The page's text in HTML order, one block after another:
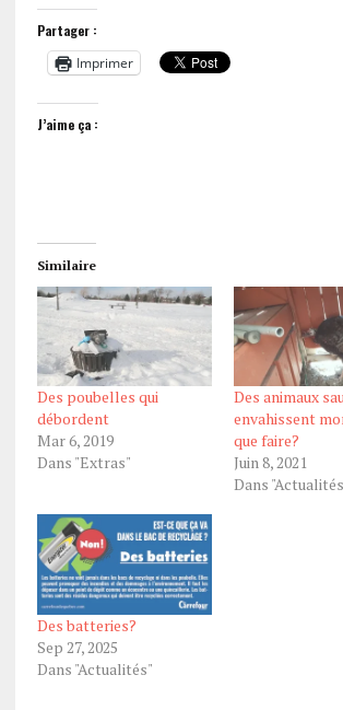
Partager :
Imprimer
J’aime ça :
Similaire
Des poubelles qui
débordent
Mar 6, 2019
Dans "Extras"
Des animaux
envahissent
que faire?
Juin 8, 2021
Dans
Des batteries?
Sep 27, 2025
Dans "Actualités"